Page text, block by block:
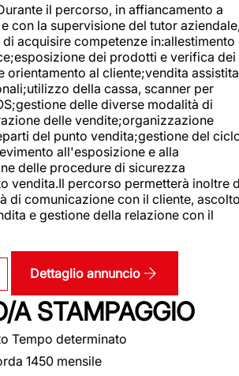
il percorso, in affiancamento a
con la supervisione del tutor
acquisire competenze in:allestimento
dei prodotti e verifica dei
orientamento al cliente;vendita assistita
della cassa, scanner per
delle diverse modalità di
delle vendite;organizzazione
del punto vendita;gestione del
all'esposizione e alla
delle procedure di sicurezza
vendita.Il percorso permetterà inoltre
di comunicazione con il cliente,
e gestione della relazione con il
Dettaglio annuncio
A STAMPAGGIO
Tempo determinato
1450 mensile